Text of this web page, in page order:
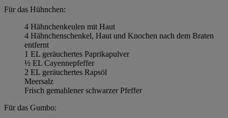
Für das Hühnchen:
4 Hähnchenkeulen mit Haut
4 Hähnchenschenkel, Haut und Knochen nach dem Braten
entfernt
1 EL geräuchertes Paprikapulver
½ EL Cayennepfeffer
2 EL geräuchertes Rapsöl
Meersalz
Frisch gemahlener schwarzer Pfeffer
Für das Gumbo: